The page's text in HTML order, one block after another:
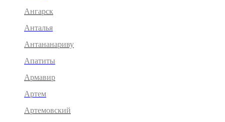
Ангарск
Анталья
Антананариву
Апатиты
Армавир
Артем
Артемовский